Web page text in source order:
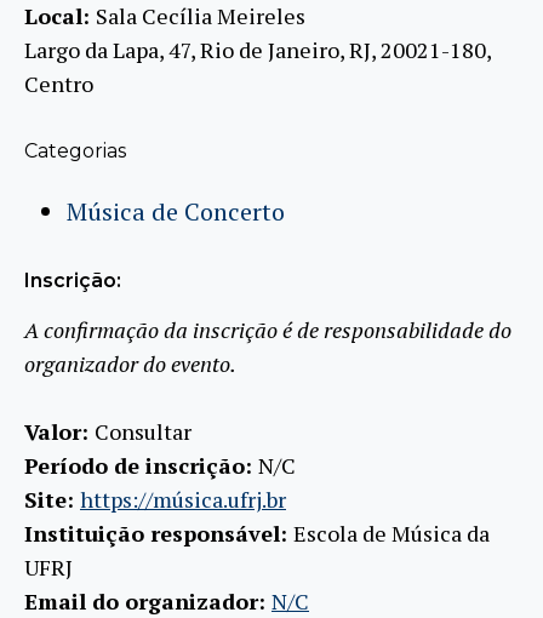
Local: Sala Cecília Meireles
Largo da Lapa, 47, Rio de Janeiro, RJ, 20021-180,
Centro
Categorias
Música de Concerto
Inscrição:
A confirmação da inscrição é de responsabilidade do
organizador do evento.
Valor: Consultar
Período de inscrição: N/C
Site: https://música.ufrj.br
Instituição responsável: Escola de Música da
UFRJ
Email do organizador: N/C